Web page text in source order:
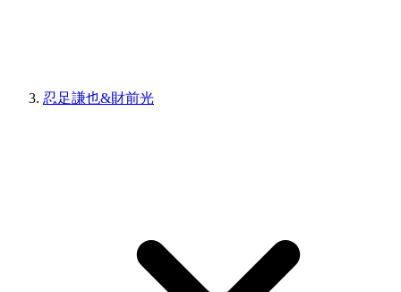
忍足謙也&財前光